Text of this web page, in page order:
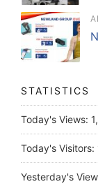
STATISTICS
Today's Views:
Today's Visitors:
Yesterday's